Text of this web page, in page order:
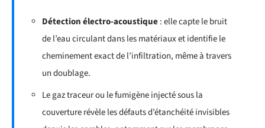
Détection électro-acoustique: elle capte le bruit
de l’eau circulant dans les matériaux et identifie le
cheminement exact de l’infiltration, même à travers
un doublage.
Le gaz traceur ou le fumigène injecté sous la
couverture révèle les défauts d’étanchéité invisibles